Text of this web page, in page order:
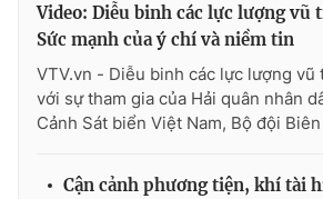
Video: Diễu binh các lực lượng vũ
Sức mạnh của ý chí và niềm tin
VTV.vn - Diễu binh các lực lượng vũ
với sự tham gia của Hải quân nhân
Cảnh Sát biển Việt Nam, Bộ đội
Cận cảnh phương tiện, khí tài